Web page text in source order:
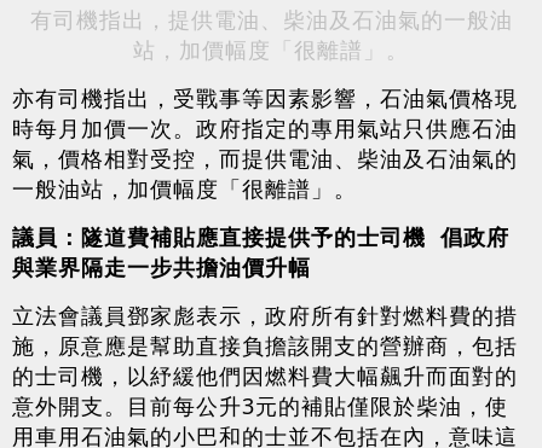
有司機指出，提供電油、柴油及石油氣的一般油
站，加價幅度「很離譜」。
亦有司機指出，受戰事等因素影響，石油氣價格現
時每月加價一次。政府指定的專用氣站只供應石油
氣，價格相對受控，而提供電油、柴油及石油氣的
一般油站，加價幅度「很離譜」。
議員：隧道費補貼應直接提供予的士司機 倡政府
與業界隔走一步共擔油價升幅
立法會議員鄧家彪表示，政府所有針對燃料費的措
施，原意應是幫助直接負擔該開支的營辦商，包括
的士司機，以紓緩他們因燃料費大幅飆升而面對的
意外開支。目前每公升3元的補貼僅限於柴油，使
用車用石油氣的小巴和的士並不包括在內，意味這